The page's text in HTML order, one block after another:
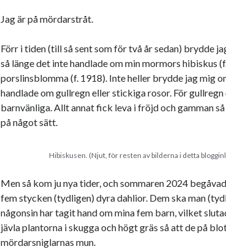
Jag är på mördarstråt.
Förr i tiden (till så sent som för två år sedan) brydde
så länge det inte handlade om min mormors hibiskus
porslinsblomma (f. 1918). Inte heller brydde jag mig
handlade om gullregn eller stickiga rosor. För
barnvänliga. Allt annat fick leva i fröjd och gamman
på något sätt.
Hibiskusen. (Njut, för resten av bilderna i detta
Men så kom ju nya tider, och sommaren 2024
fem stycken (tydligen) dyra dahlior. Dem ska man
någonsin har tagit hand om mina fem barn, vilket
jävla plantorna i skugga och högt gräs så att de på
mördarsniglarnas mun.